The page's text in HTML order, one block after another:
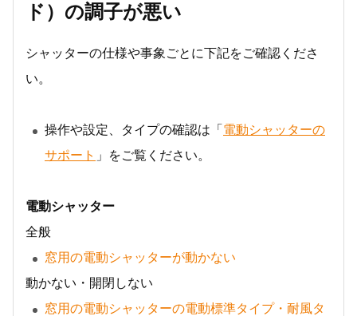
ド）の調子が悪い
シャッターの仕様や事象ごとに下記をご確認くださ
い。
操作や設定、タイプの確認は「 電動シャッターの
サポート 」をご覧ください。
電動シャッター
全般
窓用の電動シャッターが動かない
動かない・開閉しない
窓用の電動シャッターの電動標準タイプ・耐風タ